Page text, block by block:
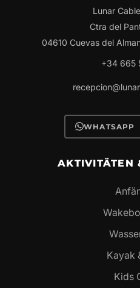
Lunar
Ctra del
04610 Cuevas del
+34 665
WHATSAPP
AKTIVITÄTEN
Kayak
Kids